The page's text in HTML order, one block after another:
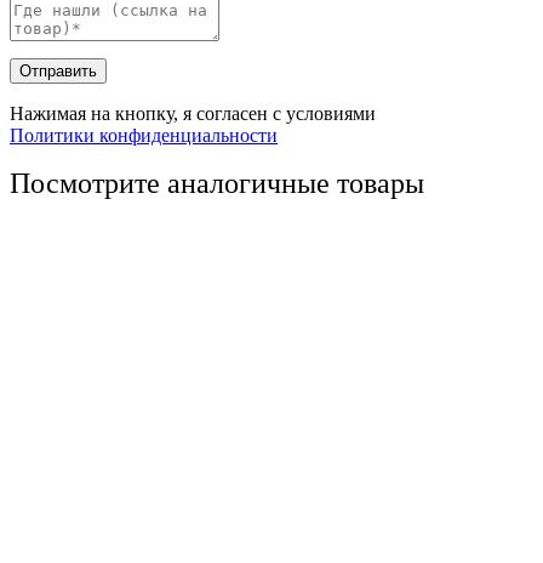
Отправить
Нажимая на кнопку, я согласен с условиями
Политики конфиденциальности
Посмотрите аналогичные товары